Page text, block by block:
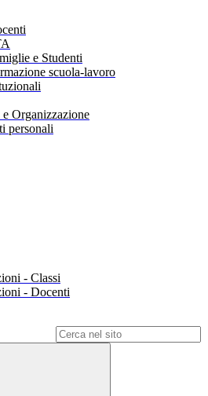
e Studenti
scuola-lavoro
Organizzazione
personali
- Classi
- Docenti